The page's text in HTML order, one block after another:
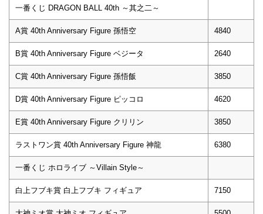
一番くじ DRAGON BALL 40th ～其之二～
A賞 40th Anniversary Figure 孫悟空 4840
B賞 40th Anniversary Figure ベジータ 2640
C賞 40th Anniversary Figure 孫悟飯 3850
D賞 40th Anniversary Figure ピッコロ 4620
E賞 40th Anniversary Figure クリリン 3850
ラストワン賞 40th Anniversary Figure 神龍 6380
一番くじ ホロライブ ～Villain Style～
白上フブキ賞 白上フブキ フィギュア 7150